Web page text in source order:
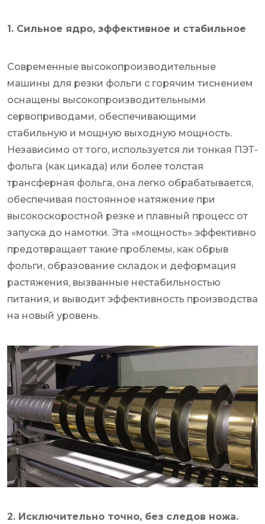
1. Сильное ядро, эффективное и стабильное
Современные высокопроизводительные
машины для резки фольги с горячим тиснением
оснащены высокопроизводительными
сервоприводами, обеспечивающими
стабильную и мощную выходную мощность.
Независимо от того, используется ли тонкая ПЭТ-
фольга (как цикада) или более толстая
трансферная фольга, она легко обрабатывается,
обеспечивая постоянное натяжение при
высокоскоростной резке и плавный процесс от
запуска до намотки. Эта «мощность» эффективно
предотвращает такие проблемы, как обрыв
фольги, образование складок и деформация
растяжения, вызванные нестабильностью
питания, и выводит эффективность производства
на новый уровень.
2. Исключительно точно, без следов ножа.